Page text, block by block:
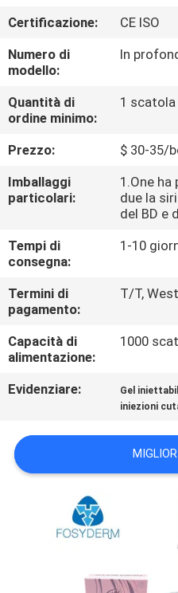
VISITA
ALLA
FABBRICA
CONTROLLO
DELLA
QUALITÀ
CASI
CHIEDI
PREVENTIVO
SHOPPING
ONLINE
Certificazione:
CE ISO
Numero di
modello:
In
Quantità di
ordine minimo:
1 scatola
Prezzo:
$ 30-35/
Imballaggi
particolari:
1.One
due la
del BD e
Tempi di
consegna:
1-10
Termini di
pagamento:
T/T,
Capacità di
alimentazione:
1000
Evidenziare: Gel
iniezioni